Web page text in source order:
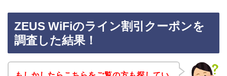
ZEUS WiFiのライン割引クーポンを
調査した結果！